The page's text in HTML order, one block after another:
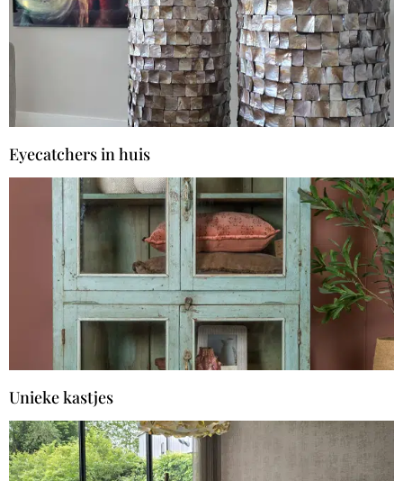
Eyecatchers in huis
Unieke kastjes